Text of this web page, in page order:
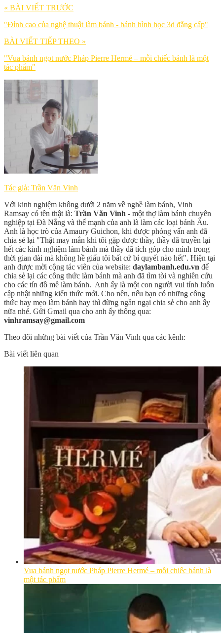
« BÀI VIẾT TRƯỚC
"Đỉnh cao của nghệ thuật làm bánh - bánh hình học 3d đẳng cấp"
BÀI VIẾT TIẾP THEO »
"Vua bánh ngọt nước Pháp Pierre Hermé – mỗi chiếc bánh là một
tác phẩm"
Tác giả: Trần Văn Vinh
Với kinh nghiệm không dưới 2 năm về nghề làm bánh, Vinh
Ramsay có tên thật là: Trần Văn Vinh - một thợ làm bánh chuyên
nghiệp tại Đà Nẵng và thế mạnh của anh là làm các loại bánh Âu.
Anh là học trò của Amaury Guichon, khi được phỏng vấn anh đã
chia sẻ lại "Thật may mắn khi tôi gặp được thầy, thầy đã truyền lại
hết các kinh nghiệm làm bánh mà thầy đã tích góp cho mình trong
thời gian dài mà không hề giấu tôi bất cứ bí quyết nào hết". Hiện tại
anh được mời cộng tác viên của website: daylambanh.edu.vn để
chia sẻ lại các công thức làm bánh mà anh đã tìm tòi và nghiên cứu
cho các tín đồ mê làm bánh. Anh ấy là một con người vui tính luôn
cập nhật những kiến thức mới. Cho nên, nếu bạn có những công
thức hay mẹo làm bánh hay thì đừng ngần ngại chia sẻ cho anh ấy
nữa nhé. Gửi Gmail qua cho anh ấy thông qua:
vinhramsay@gmail.com
Theo dõi những bài viết của Trần Văn Vinh qua các kênh:
Bài viết liên quan
Vua bánh ngọt nước Pháp Pierre Hermé – mỗi chiếc bánh là
một tác phẩm